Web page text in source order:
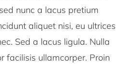
nunc a lacus pretium
aliquet nisi, eu ultrices
Sed a lacus ligula. Nulla
facilisis ullamcorper. Proin